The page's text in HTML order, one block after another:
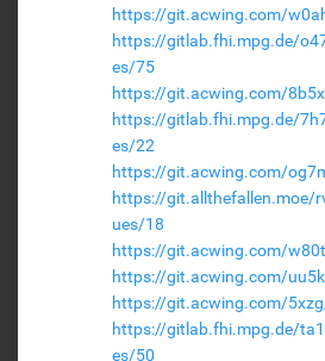
https://git.acwing.com/
https://gitlab.fhi.mpg.de/
es/75
https://git.acwing.com/
https://gitlab.fhi.mpg.de/
es/22
https://git.acwing.com/
https://git.allthefallen.moe/
ues/18
https://git.acwing.com/
https://git.acwing.com/
https://git.acwing.com/
https://gitlab.fhi.mpg.de/
es/50